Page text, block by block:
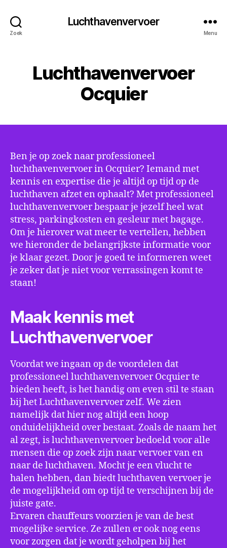
Zoek
Luchthavenvervoer
Menu
Luchthavenvervoer
Ocquier
Ben je op zoek naar professioneel
luchthavenvervoer in Ocquier? Iemand met
kennis en expertise die je altijd op tijd op de
luchthaven afzet en ophaalt? Met professioneel
luchthavenvervoer bespaar je jezelf heel wat
stress, parkingkosten en gesleur met bagage.
Om je hierover wat meer te vertellen, hebben
we hieronder de belangrijkste informatie voor
je klaar gezet. Door je goed te informeren weet
je zeker dat je niet voor verrassingen komt te
staan!
Maak kennis met
Luchthavenvervoer
Voordat we ingaan op de voordelen dat
professioneel luchthavenvervoer Ocquier te
bieden heeft, is het handig om even stil te staan
bij het Luchthavenvervoer zelf. We zien
namelijk dat hier nog altijd een hoop
onduidelijkheid over bestaat. Zoals de naam het
al zegt, is luchthavenvervoer bedoeld voor alle
mensen die op zoek zijn naar vervoer van en
naar de luchthaven. Mocht je een vlucht te
halen hebben, dan biedt luchthaven vervoer je
de mogelijkheid om op tijd te verschijnen bij de
juiste gate.
Ervaren chauffeurs voorzien je van de best
mogelijke service. Ze zullen er ook nog eens
voor zorgen dat je wordt geholpen bij het